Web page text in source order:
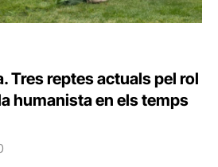
Tres reptes actuals pel rol
humanista en els temps